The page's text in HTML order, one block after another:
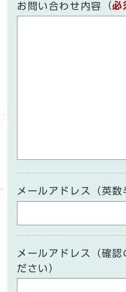
お問い合わせ内容 （必
メールアドレス（英数
メールアドレス（確
ださい）